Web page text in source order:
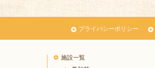
プライバシーポリシー
施設一覧